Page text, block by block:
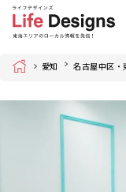
Home 愛知 名古屋中区・